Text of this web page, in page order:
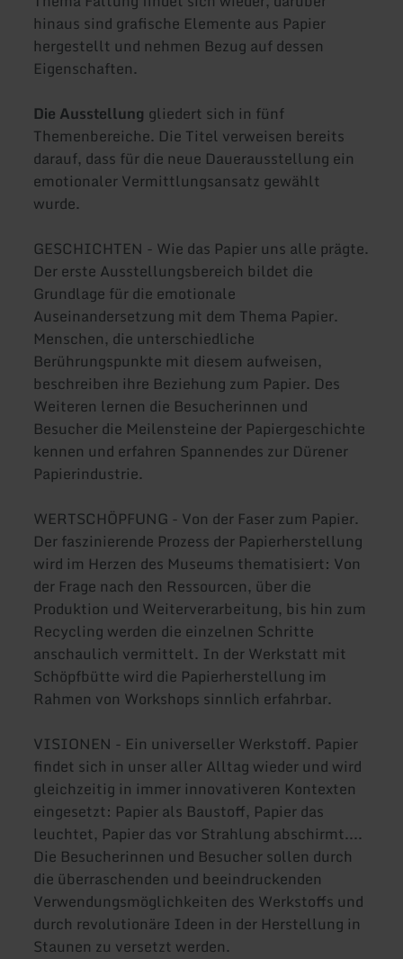
hinaus sind grafische Elemente aus Papier
hergestellt und nehmen Bezug auf dessen
Eigenschaften.
Die Ausstellung gliedert sich in fünf
Themenbereiche. Die Titel verweisen bereits
darauf, dass für die neue Dauerausstellung ein
emotionaler Vermittlungsansatz gewählt
wurde.
GESCHICHTEN - Wie das Papier uns alle prägte.
Der erste Ausstellungsbereich bildet die
Grundlage für die emotionale
Auseinandersetzung mit dem Thema Papier.
Menschen, die unterschiedliche
Berührungspunkte mit diesem aufweisen,
beschreiben ihre Beziehung zum Papier. Des
Weiteren lernen die Besucherinnen und
Besucher die Meilensteine der Papiergeschichte
kennen und erfahren Spannendes zur Dürener
Papierindustrie.
WERTSCHÖPFUNG - Von der Faser zum Papier.
Der faszinierende Prozess der Papierherstellung
wird im Herzen des Museums thematisiert: Von
der Frage nach den Ressourcen, über die
Produktion und Weiterverarbeitung, bis hin zum
Recycling werden die einzelnen Schritte
anschaulich vermittelt. In der Werkstatt mit
Schöpfbütte wird die Papierherstellung im
Rahmen von Workshops sinnlich erfahrbar.
VISIONEN - Ein universeller Werkstoff. Papier
findet sich in unser aller Alltag wieder und wird
gleichzeitig in immer innovativeren Kontexten
eingesetzt: Papier als Baustoff, Papier das
leuchtet, Papier das vor Strahlung abschirmt....
Die Besucherinnen und Besucher sollen durch
die überraschenden und beeindruckenden
Verwendungsmöglichkeiten des Werkstoffs und
durch revolutionäre Ideen in der Herstellung in
Staunen zu versetzt werden.